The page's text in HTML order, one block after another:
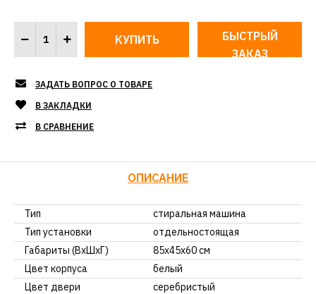
БЫСТРЫЙ
ЗАКАЗ
ЗАДАТЬ ВОПРОС О ТОВАРЕ
В ЗАКЛАДКИ
В СРАВНЕНИЕ
ОПИСАНИЕ
Тип
стиральная машина
Тип установки
отдельностоящая
Габариты (ВхШхГ)
85х45х60 см
Цвет корпуса
белый
Цвет двери
серебристый